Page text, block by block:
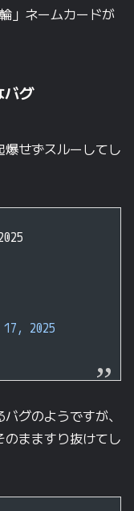
」ネームカードが
バグ
爆せずスルーしてし
17, 2025
グのようですが、
のまますり抜けてし